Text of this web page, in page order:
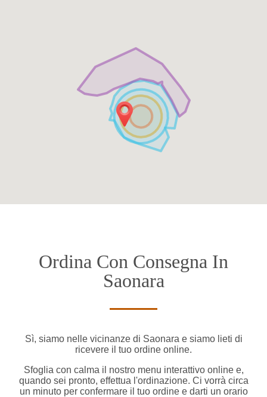
Ordina Con Consegna In
Saonara
Sì, siamo nelle vicinanze di Saonara e siamo lieti di
ricevere il tuo ordine online.
Sfoglia con calma il nostro menu interattivo online e,
quando sei pronto, effettua l'ordinazione. Ci vorrà circa
un minuto per confermare il tuo ordine e darti un orario